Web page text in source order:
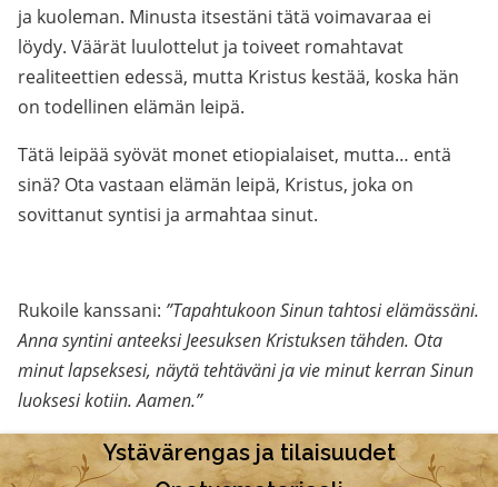
ja kuoleman. Minusta itsestäni tätä voimavaraa ei
löydy. Väärät luulottelut ja toiveet romahtavat
realiteettien edessä, mutta Kristus kestää, koska hän
on todellinen elämän leipä.
Tätä leipää syövät monet etiopialaiset, mutta… entä
sinä? Ota vastaan elämän leipä, Kristus, joka on
sovittanut syntisi ja armahtaa sinut.
Rukoile kanssani: ”Tapahtukoon Sinun tahtosi elämässäni.
Anna syntini anteeksi Jeesuksen Kristuksen tähden. Ota
minut lapseksesi, näytä tehtäväni ja vie minut kerran Sinun
luoksesi kotiin. Aamen.”
Ystävärengas ja tilaisuudet